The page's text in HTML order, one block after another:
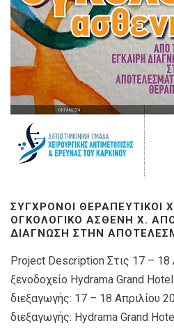
ΣΎΓΧΡΟΝΟΙ ΘΕΡΑΠΕΥΤΙΚΟΊ
ΟΓΚΟΛΟΓΙΚΌ ΑΣΘΕΝΉ X.
ΔΙΆΓΝΩΣΗ ΣΤΗΝ
Project Description Στις 17 – 18
ξενοδοχείο Hydrama Grand
διεξαγωγής: 17 – 18 Απριλίου
διεξαγωγής: Hydrama Grand